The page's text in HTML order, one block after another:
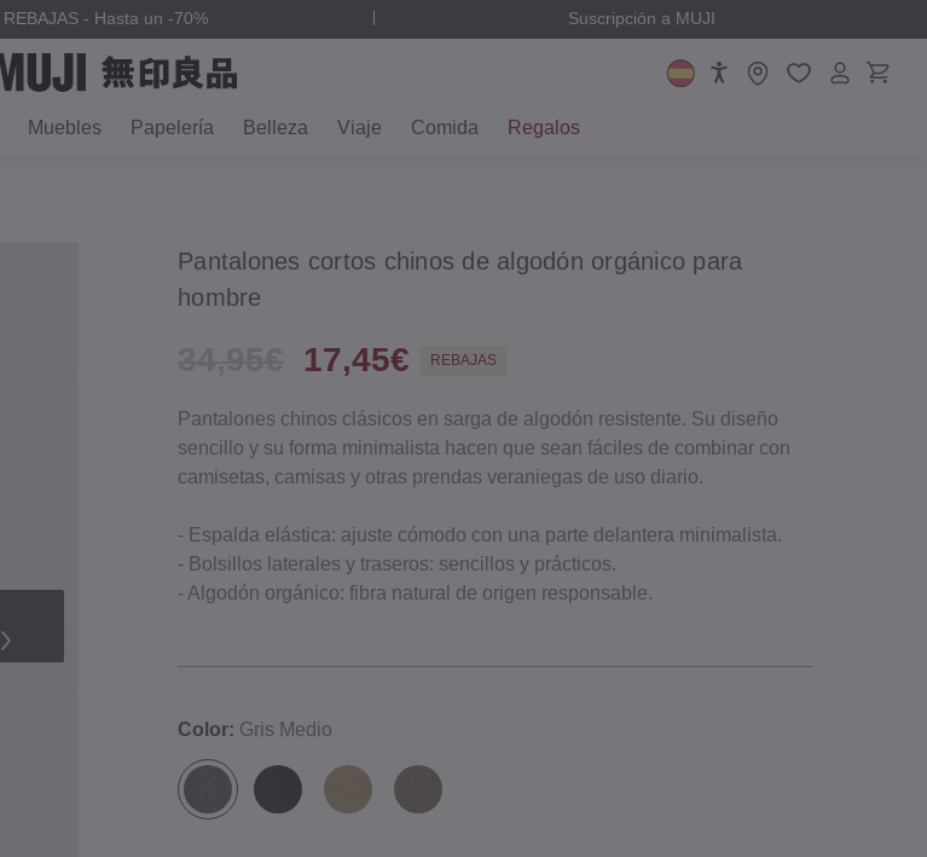
REBAJAS - Hasta un -70% Suscripción a MUJI
Muebles Papelería Belleza Viaje Comida Regalos
Pantalones cortos chinos de algodón orgánico para
hombre
17,45€ REBAJAS
Pantalones chinos clásicos en sarga de algodón resistente. Su diseño
sencillo y su forma minimalista hacen que sean fáciles de combinar con
camisetas, camisas y otras prendas veraniegas de uso diario.
- Espalda elástica: ajuste cómodo con una parte delantera minimalista.
- Bolsillos laterales y traseros: sencillos y prácticos.
- Algodón orgánico: fibra natural de origen responsable.
Color: Gris Medio